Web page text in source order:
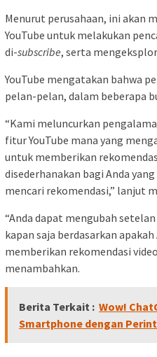
Menurut perusahaan, ini akan
YouTube untuk melakukan
di-subscribe, serta
YouTube mengatakan bahwa
pelan-pelan, dalam beberapa
“Kami meluncurkan
fitur YouTube mana yang
untuk memberikan
disederhanakan bagi Anda
mencari rekomendasi,” lanjut
“Anda dapat mengubah
kapan saja berdasarkan
memberikan rekomendasi
menambahkan.
Berita Terkait : Wow!
Smartphone dengan